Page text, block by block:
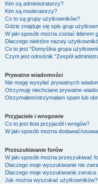
Kim są administratorzy?
Kim są moderatorzy?
Co to są grupy użytkowników?
Gdzie znajduje się spis grup
W jaki sposób można zostać liderem
Dlaczego niektóre nazwy
Co to jest “Domyślna grupa
Czym jest odnośnik “Zespół
Prywatne wiadomości
Nie mogę wysyłać prywatnych
Otrzymuję niechciane prywatne
Otrzymałem/otrzymałam spam lub
Przyjaciele i wrogowie
Co to jest lista przyjaciół i wrogów?
W jaki sposób można dodawać/
Przeszukiwanie forów
W jaki sposób można przeszukiwać
Dlaczego moje wyszukiwanie nie
Dlaczego moje wyszukiwanie zwraca
Jak można wyszukać użytkowników?